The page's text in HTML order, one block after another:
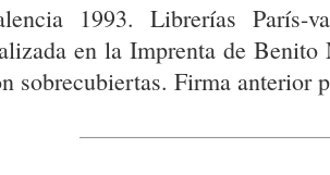
1993. Librerías
en la Imprenta de
sobrecubiertas. Firma anterior